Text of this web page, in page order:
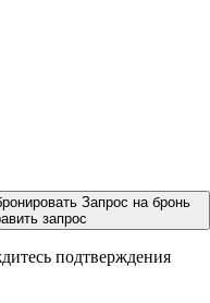
Запрос на бронь
запрос
подтверждения